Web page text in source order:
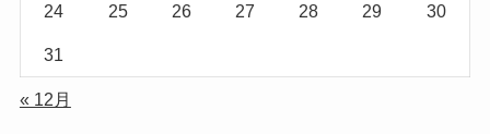
24 25 26 27 28 29 30
31
« 12月